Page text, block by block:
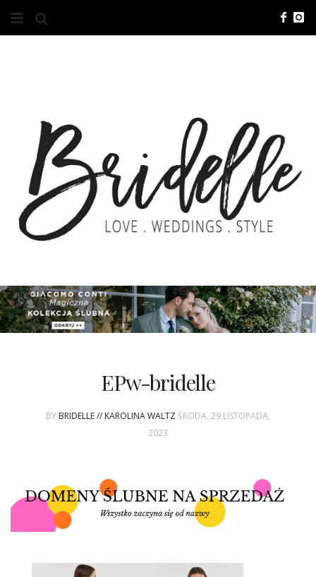
O NAS
KONTAKT
REKLAMA
ADVERTISING
ZGŁOSZENIA
POLECANE FIRMY
WASZE ŚLUBY
{HOT SEXY BEST}
EPw-bridelle
BY BRIDELLE // KAROLINA WALTZ ŚRODA, 29 LISTOPADA,
2023